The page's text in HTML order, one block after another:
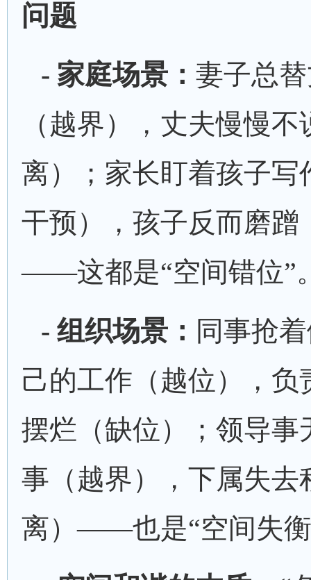
问题
- 家庭场景： 妻子总
（越界），丈夫慢慢
离）；家长盯着孩子写
干预），孩子反而磨蹭
——这都是“空间错位”
- 组织场景： 同事抢
己的工作（越位），负
摆烂（缺位）；领导事
事（越界），下属失去
离）——也是“空间失